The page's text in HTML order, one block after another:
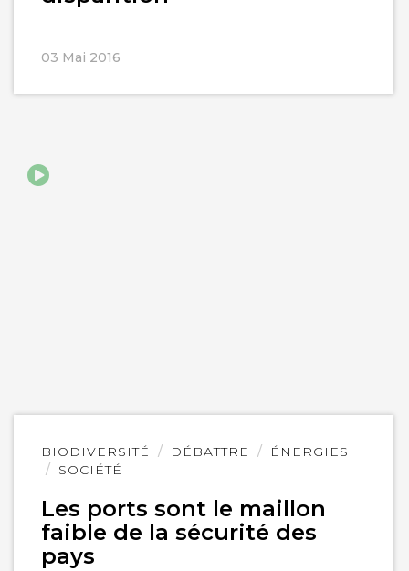
03 Mai 2016
BIODIVERSITÉ DÉBATTRE
ÉNERGIES
SOCIÉTÉ
Les ports sont le maillon
faible de la sécurité des
pays
Lire
l'article